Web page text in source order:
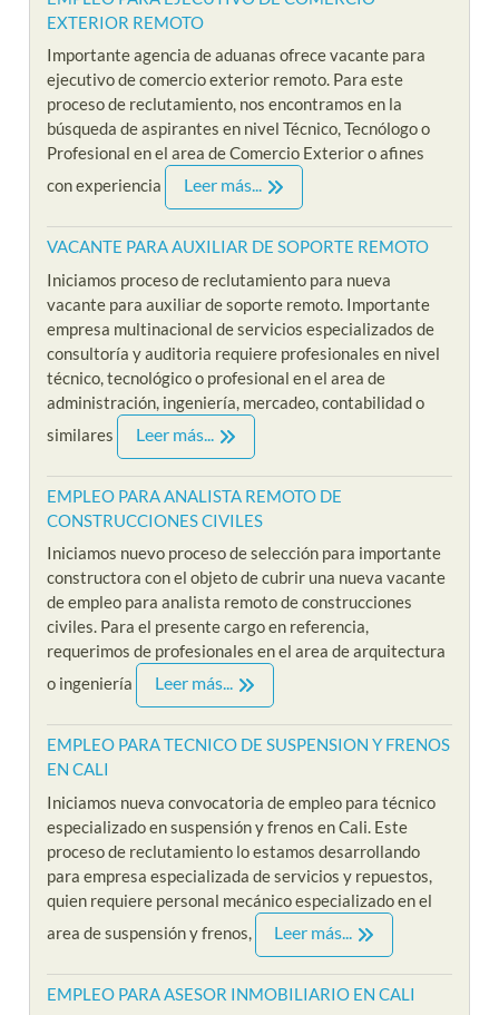
EXTERIOR REMOTO
Importante agencia de aduanas ofrece vacante para
ejecutivo de comercio exterior remoto. Para este
proceso de reclutamiento, nos encontramos en la
búsqueda de aspirantes en nivel Técnico, Tecnólogo o
Profesional en el area de Comercio Exterior o afines
con experiencia
Leer más...
VACANTE PARA AUXILIAR DE SOPORTE REMOTO
Iniciamos proceso de reclutamiento para nueva
vacante para auxiliar de soporte remoto. Importante
empresa multinacional de servicios especializados de
consultoría y auditoria requiere profesionales en nivel
técnico, tecnológico o profesional en el area de
administración, ingeniería, mercadeo, contabilidad o
similares
Leer más...
EMPLEO PARA ANALISTA REMOTO DE
CONSTRUCCIONES CIVILES
Iniciamos nuevo proceso de selección para importante
constructora con el objeto de cubrir una nueva vacante
de empleo para analista remoto de construcciones
civiles. Para el presente cargo en referencia,
requerimos de profesionales en el area de arquitectura
o ingeniería
Leer más...
EMPLEO PARA TECNICO DE SUSPENSION Y FRENOS
EN CALI
Iniciamos nueva convocatoria de empleo para técnico
especializado en suspensión y frenos en Cali. Este
proceso de reclutamiento lo estamos desarrollando
para empresa especializada de servicios y repuestos,
quien requiere personal mecánico especializado en el
area de suspensión y frenos,
Leer más...
EMPLEO PARA ASESOR INMOBILIARIO EN CALI